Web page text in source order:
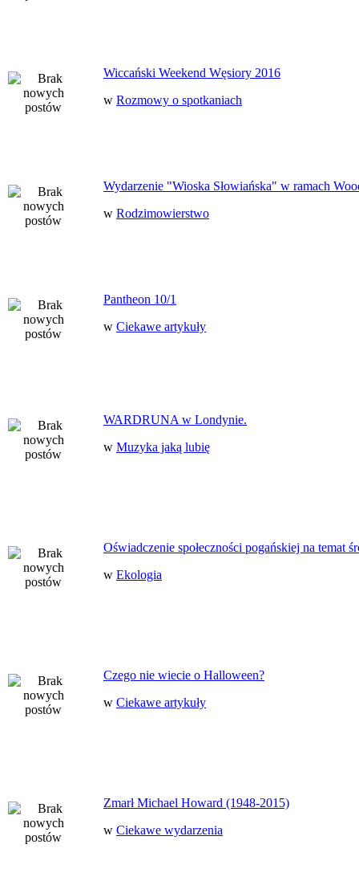
Wiccański Weekend Węsiory 2016
w Rozmowy o spotkaniach
Wydarzenie "Wioska Słowiańska" w ramach
w Rodzimowierstwo
Pantheon 10/1
w Ciekawe artykuły
WARDRUNA w Londynie.
w Muzyka jaką lubię
Oświadczenie społeczności pogańskiej na temat
w Ekologia
Czego nie wiecie o Halloween?
w Ciekawe artykuły
Zmarł Michael Howard (1948-2015)
w Ciekawe wydarzenia